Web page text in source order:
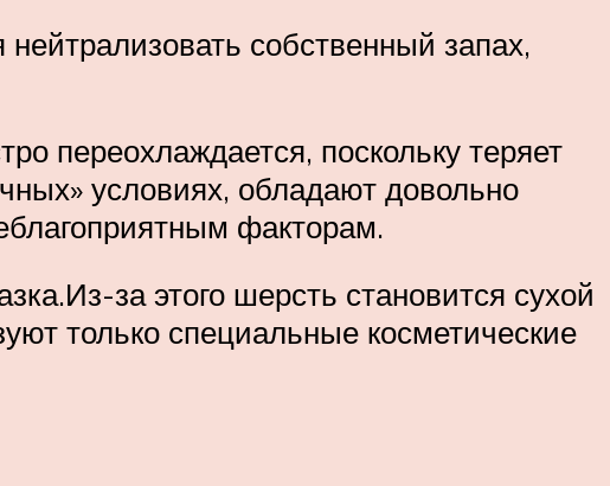
собственный запах,
переохлаждается, поскольку теряет
условиях, обладают довольно
факторам.
за этого шерсть становится сухой
только специальные косметические